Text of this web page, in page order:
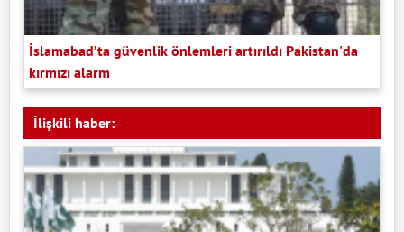
İslamabad’ta güvenlik önlemleri artırıldı Pakistan'da
kırmızı alarm
İlişkili haber: